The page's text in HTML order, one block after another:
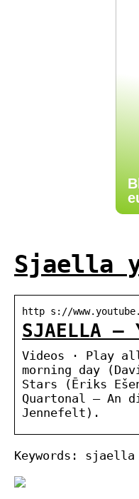
Sjaella
http s://
SJAELLA –
Videos · Play
morning day
Stars (Ēriks
Quartonal – An
Jennefelt).
Keywords: sjaella